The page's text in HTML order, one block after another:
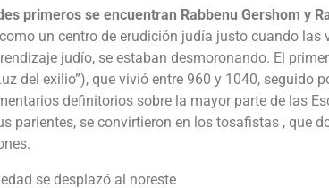
primeros se encuentran Rabbenu Gershom y
un centro de erudición judía justo cuando las
judío, se estaban desmoronando. El
del exilio”), que vivió entre 960 y 1040, seguido
definitorios sobre la mayor parte de las
parientes, se convirtieron en los tosafistas , que
se desplazó al noreste